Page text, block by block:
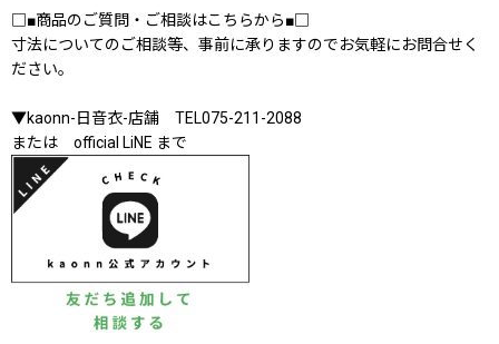
□■商品のご質問・ご相談はこちらから■□
寸法についてのご相談等、事前に承りますのでお気軽にお問合せく
ださい。
▼kaonn-日音衣-店舗 TEL075-211-2088
または official LiNE まで